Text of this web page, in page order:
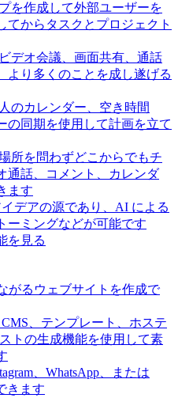
を作成して外部ユーザーを
てからタスクとプロジェクト
デオ会議、画面共有、通話
より多くのことを成し遂げる
のカレンダー、空き時間
の同期を使用して計画を立て
所を問わずどこからでもチ
通話、コメント、カレンダ
ます
デアの源であり、AI による
ーミングなどが可能です
を見る
がるウェブサイトを作成で
、テンプレート、ホステ
トの生成機能を使用して素
、WhatsApp、または
きます